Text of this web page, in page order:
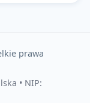
prawa
• NIP: